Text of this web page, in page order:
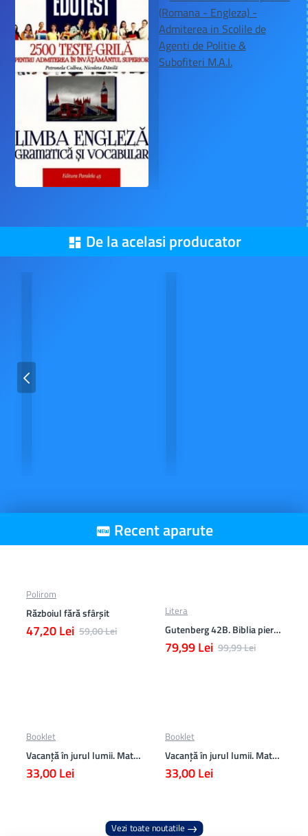
Biologie - Teste pentru Bacalaureat (Clasele 11-12)
35,51 Lei 39,90 Lei
Din aceeasi categorie
Recent aparute
Polirom
Războiul fără sfârşit
47,20 Lei 59,00 Lei
Litera
Gutenberg 42B. Biblia pierduta
79,99 Lei 99,99 Lei
Booklet
Vacanță în jurul lumii. Matematică clasa a VII-a – EDIȚIA 2026
33,00 Lei
Booklet
Vacanță în jurul lumii. Matematică clasa a VI-a – EDIȚIA 2026
33,00 Lei
Vezi toate noutatile